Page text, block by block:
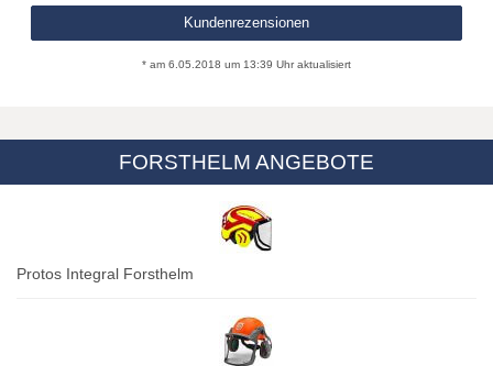
Kundenrezensionen
* am 6.05.2018 um 13:39 Uhr aktualisiert
FORSTHELM ANGEBOTE
Protos Integral Forsthelm